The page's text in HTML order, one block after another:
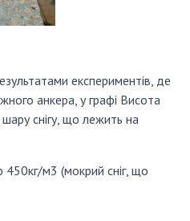
експериментів, де
анкера, у графі Висота
шару снігу, що лежить на
450кг/м3 (мокрий сніг, що